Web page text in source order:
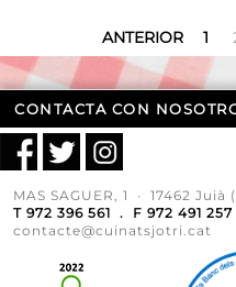
ANTERIOR 1
CONTACTA CON
MAS SAGUER, 1 · 17462 Juià
T 972 396 561 . F 972 491 257
contacte@cuinatsjotri.cat